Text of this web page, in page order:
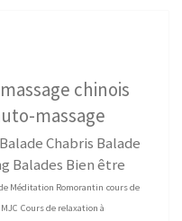
chinois
massage
Balade Chabris Balade
Balades Bien être
Méditation Romorantin cours de
Cours de relaxation à